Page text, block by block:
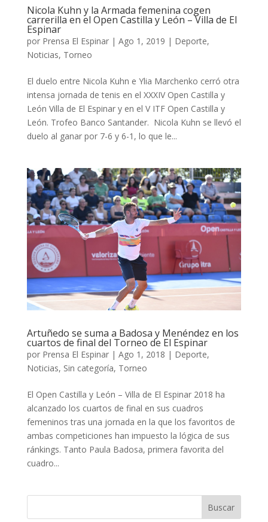
Nicola Kuhn y la Armada femenina cogen
carrerilla en el Open Castilla y León – Villa de El
Espinar
por Prensa El Espinar| Ago 1, 2019 | Deporte,
Noticias, Torneo
El duelo entre Nicola Kuhn e Ylia Marchenko cerró otra
intensa jornada de tenis en el XXXIV Open Castilla y
León Villa de El Espinar y en el V ITF Open Castilla y
León. Trofeo Banco Santander. Nicola Kuhn se llevó el
duelo al ganar por 7-6 y 6-1, lo que le...
Artuñedo se suma a Badosa y Menéndez en los
cuartos de final del Torneo de El Espinar
por Prensa El Espinar| Ago 1, 2018 | Deporte,
Noticias, Sin categoría, Torneo
El Open Castilla y León – Villa de El Espinar 2018 ha
alcanzado los cuartos de final en sus cuadros
femeninos tras una jornada en la que los favoritos de
ambas competiciones han impuesto la lógica de sus
ránkings. Tanto Paula Badosa, primera favorita del
cuadro...